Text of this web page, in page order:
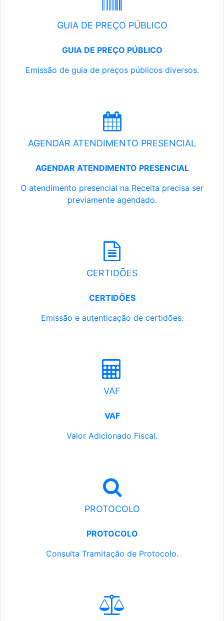
GUIA DE PREÇO PÚBLICO
GUIA DE PREÇO PÚBLICO
Emissão de guia de preços públicos diversos.
AGENDAR ATENDIMENTO PRESENCIAL
AGENDAR ATENDIMENTO PRESENCIAL
O atendimento presencial na Receita precisa ser
previamente agendado.
CERTIDÕES
CERTIDÕES
Emissão e autenticação de certidões.
VAF
VAF
Valor Adicionado Fiscal.
PROTOCOLO
PROTOCOLO
Consulta Tramitação de Protocolo.